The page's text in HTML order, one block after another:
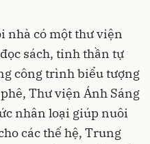
nhà có một thư viện
sách, tinh thần tự
công trình biểu tượng
Thư viện Ánh Sáng
nhân loại giúp nuôi
các thế hệ, Trung